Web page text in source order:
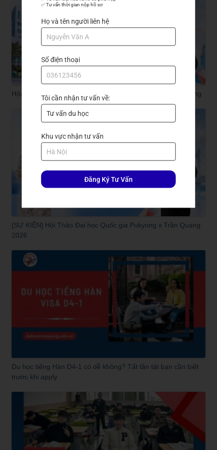
Hội thảo du học Hàn Quốc 2026: Gặp Pukyong, săn học bổng
[SỰ KIỆN] Hội Thảo Đại học Quốc gia Pukyong x Trần Quang
2026
Du học tiếng Hàn D4-1 có dễ không? Tất tần tật bạn cần biết
trước khi apply
✅ Tư vấn thời gian nộp hồ sơ
Họ và tên người liên hệ
Số điện thoại
Tôi cần nhận tư vấn về:
Khu vực nhận tư vấn
Đăng Ký Tư Vấn